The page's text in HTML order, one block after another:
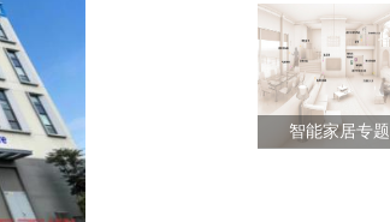
智能家居专题